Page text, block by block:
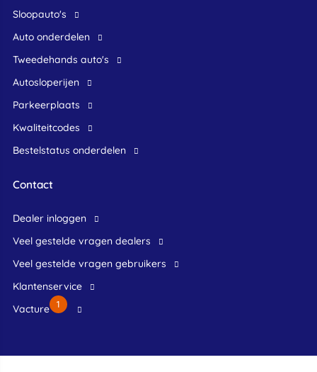
Sloopauto's
Auto onderdelen
Tweedehands auto's
Autosloperijen
Parkeerplaats
Kwaliteitcodes
Bestelstatus onderdelen
Contact
dealer inloggen
veel gestelde vragen dealers
veel gestelde vragen gebruikers
klantenservice
Vacture
1